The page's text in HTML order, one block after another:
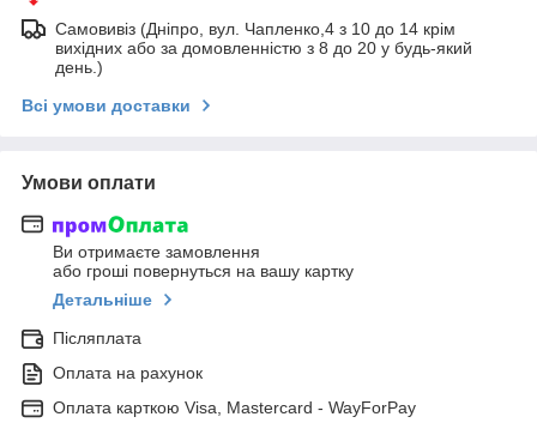
Самовивіз (Дніпро, вул. Чапленко,4 з 10 до 14 крім
вихідних або за домовленністю з 8 до 20 у будь-який
день.)
Всі умови доставки
Умови оплати
Ви отримаєте замовлення
або гроші повернуться на вашу картку
Детальніше
Післяплата
Оплата на рахунок
Оплата карткою Visa, Mastercard - WayForPay